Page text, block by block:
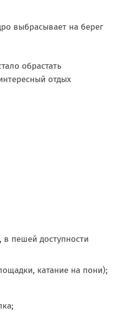
выбрасывает на берег
обрастать
отдых
пешей доступности
катание на пони);